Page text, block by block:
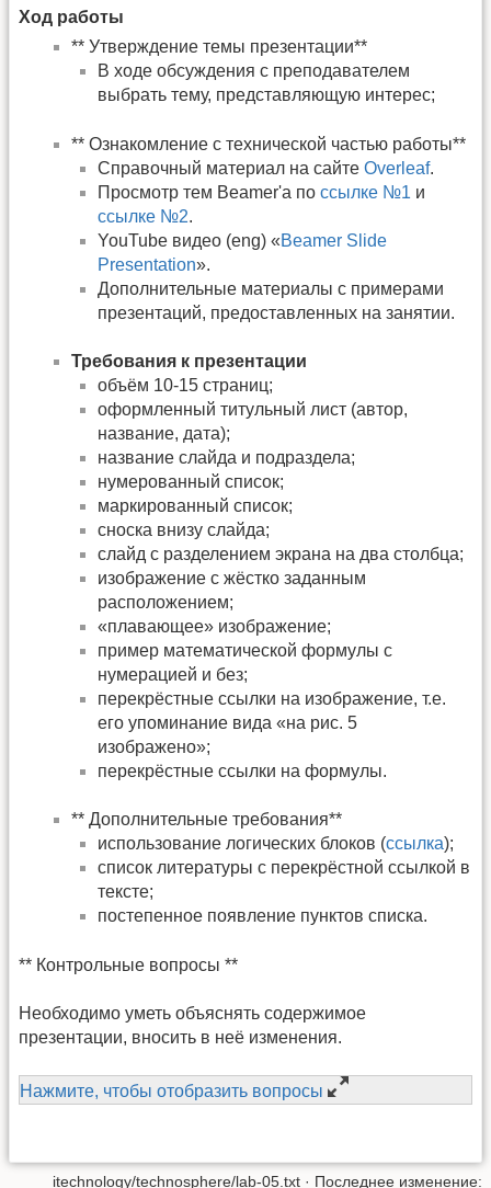
Ход работы
** Утверждение темы презентации**
В ходе обсуждения с преподавателем
выбрать тему, представляющую интерес;
** Ознакомление с технической частью работы**
Справочный материал на сайте Overleaf.
Просмотр тем Beamer'а по ссылке №1 и
ссылке №2.
YouTube видео (eng) «Beamer Slide
Presentation».
Дополнительные материалы с примерами
презентаций, предоставленных на занятии.
Требования к презентации
объём 10-15 страниц;
оформленный титульный лист (автор,
название, дата);
название слайда и подраздела;
нумерованный список;
маркированный список;
сноска внизу слайда;
слайд с разделением экрана на два столбца;
изображение с жёстко заданным
расположением;
«плавающее» изображение;
пример математической формулы с
нумерацией и без;
перекрёстные ссылки на изображение, т.е.
его упоминание вида «на рис. 5
изображено»;
перекрёстные ссылки на формулы.
** Дополнительные требования**
использование логических блоков (ссылка);
список литературы с перекрёстной ссылкой в
тексте;
постепенное появление пунктов списка.
** Контрольные вопросы **
Необходимо уметь объяснять содержимое
презентации, вносить в неё изменения.
Нажмите, чтобы отобразить вопросы
itechnology/technosphere/lab-05.txt · Последнее изменение: